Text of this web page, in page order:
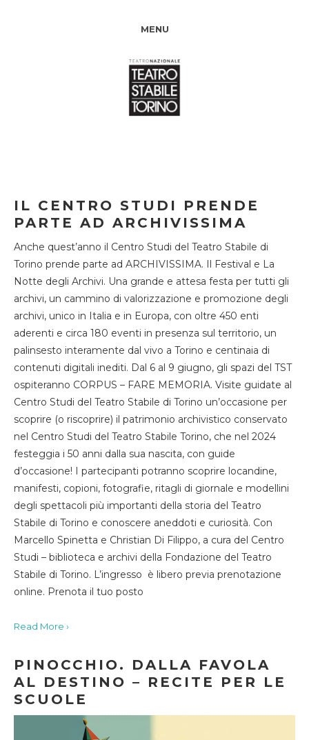
MENU
IL CENTRO STUDI PRENDE
PARTE AD ARCHIVISSIMA
Anche quest’anno il Centro Studi del Teatro Stabile di
Torino prende parte ad ARCHIVISSIMA. Il Festival e La
Notte degli Archivi. Una grande e attesa festa per tutti gli
archivi, un cammino di valorizzazione e promozione degli
archivi, unico in Italia e in Europa, con oltre 450 enti
aderenti e circa 180 eventi in presenza sul territorio, un
palinsesto interamente dal vivo a Torino e centinaia di
contenuti digitali inediti. Dal 6 al 9 giugno, gli spazi del TST
ospiteranno CORPUS – FARE MEMORIA. Visite guidate al
Centro Studi del Teatro Stabile di Torino un’occasione per
scoprire (o riscoprire) il patrimonio archivistico conservato
nel Centro Studi del Teatro Stabile Torino, che nel 2024
festeggia i 50 anni dalla sua nascita, con guide
d’occasione! I partecipanti potranno scoprire locandine,
manifesti, copioni, fotografie, ritagli di giornale e modellini
degli spettacoli più importanti della storia del Teatro
Stabile di Torino e conoscere aneddoti e curiosità. Con
Marcello Spinetta e Christian Di Filippo, a cura del Centro
Studi – biblioteca e archivi della Fondazione del Teatro
Stabile di Torino. L’ingresso è libero previa prenotazione
online. Prenota il tuo posto
Read More ›
PINOCCHIO. DALLA FAVOLA
AL DESTINO – RECITE PER LE
SCUOLE